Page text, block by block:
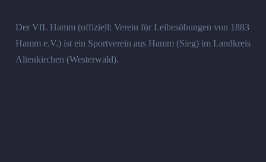
Der VfL Hamm (offiziell: Verein für Leibesübungen von 1883
Hamm e.V.) ist ein Sportverein aus Hamm (Sieg) im Landkreis
Altenkirchen (Westerwald).